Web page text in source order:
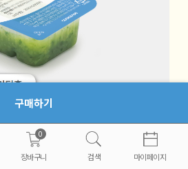
구매하기
장바구니
0
검색 마이페이지